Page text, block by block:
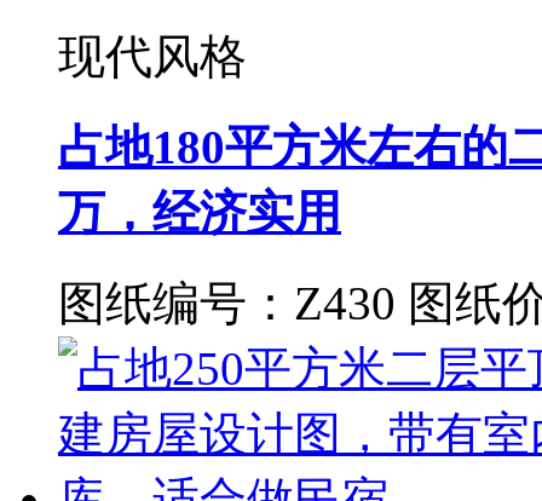
现代风格
占地180平方米左右的
万，经济实用
图纸编号：Z430 图纸